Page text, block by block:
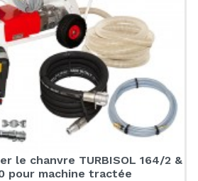
le chanvre TURBISOL 164/2 &
pour machine tractée